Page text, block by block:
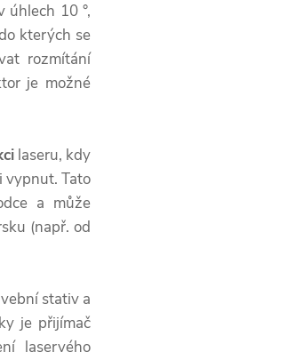
úhlech 10 °,
kterých se
rozmítání
je možné
laseru, kdy
vypnut. Tato
a může
(např. od
stativ a
je přijímač
laservého